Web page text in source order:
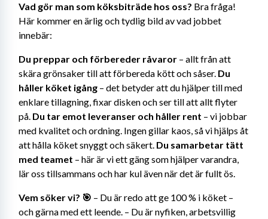
Vad gör man som köksbiträde hos oss? Bra fråga!
Här kommer en ärlig och tydlig bild av vad jobbet
innebär:
Du preppar och förbereder råvaror – allt från att
skära grönsaker till att förbereda kött och såser. Du
håller köket igång – det betyder att du hjälper till med
enklare tillagning, fixar disken och ser till att allt flyter
på. Du tar emot leveranser och håller rent – vi jobbar
med kvalitet och ordning. Ingen gillar kaos, så vi hjälps åt
att hålla köket snyggt och säkert. Du samarbetar tätt
med teamet – här är vi ett gäng som hjälper varandra,
lär oss tillsammans och har kul även när det är fullt ös.
Vem söker vi? 🎯 – Du är redo att ge 100 % i köket –
och gärna med ett leende. – Du är nyfiken, arbetsvillig